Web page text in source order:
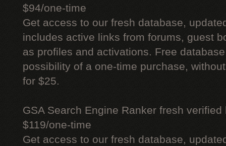
$94/one-time
Get access to our fresh database,
includes active links from forums, guest
as profiles and activations. Free
possibility of a one-time purchase,
for $25.
GSA Search Engine Ranker fresh verified
$119/one-time
Get access to our fresh database,